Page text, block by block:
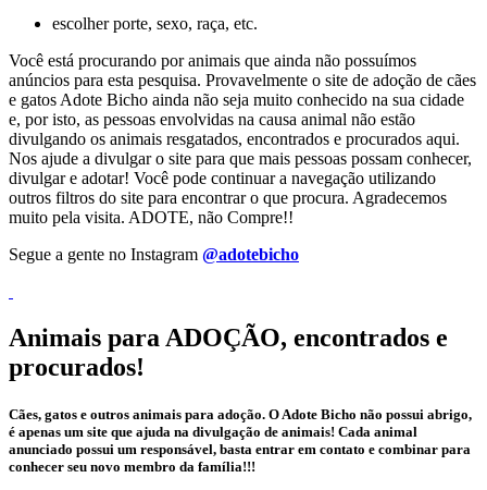
escolher porte, sexo, raça, etc.
Você está procurando por animais que ainda não possuímos
anúncios para esta pesquisa. Provavelmente o site de adoção de cães
e gatos Adote Bicho ainda não seja muito conhecido na sua cidade
e, por isto, as pessoas envolvidas na causa animal não estão
divulgando os animais resgatados, encontrados e procurados aqui.
Nos ajude a divulgar o site para que mais pessoas possam conhecer,
divulgar e adotar! Você pode continuar a navegação utilizando
outros filtros do site para encontrar o que procura. Agradecemos
muito pela visita. ADOTE, não Compre!!
Segue a gente no Instagram @adotebicho
Animais para ADOÇÃO, encontrados e
procurados!
Cães, gatos e outros animais para adoção. O Adote Bicho não possui abrigo,
é apenas um site que ajuda na divulgação de animais! Cada animal
anunciado possui um responsável, basta entrar em contato e combinar para
conhecer seu novo membro da família!!!